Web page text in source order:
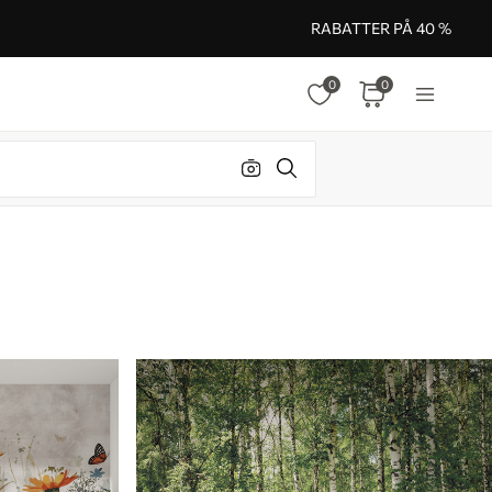
RABATTER PÅ 40 %
0 0